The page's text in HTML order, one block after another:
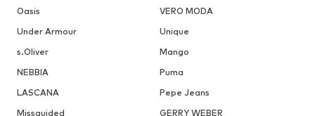
Oasis
VERO MODA
Under Armour
Unique
s.Oliver
Mango
NEBBIA
Puma
LASCANA
Pepe Jeans
Missguided
GERRY WEBER